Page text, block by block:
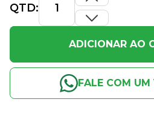
QTD:
ADICIONAR AO
FALE COM UM